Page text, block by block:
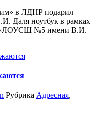
в ЛДНР подарил
Даля ноутбук в рамках
«ЛОУСШ №5 имени В.И.
Рубрика Адресная,